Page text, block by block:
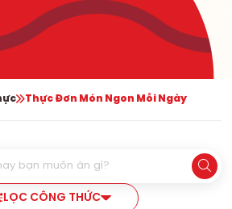
Thực Đơn Món Ngon Mỗi Ngày
LỌC CÔNG THỨC